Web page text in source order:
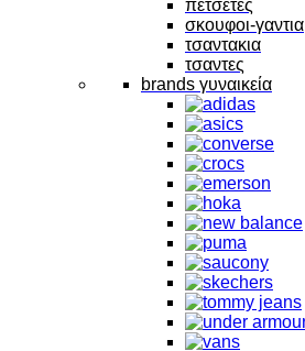
πετσέτες
σκουφοι-γαντια
τσαντακια
τσαντες
brands γυναικεία